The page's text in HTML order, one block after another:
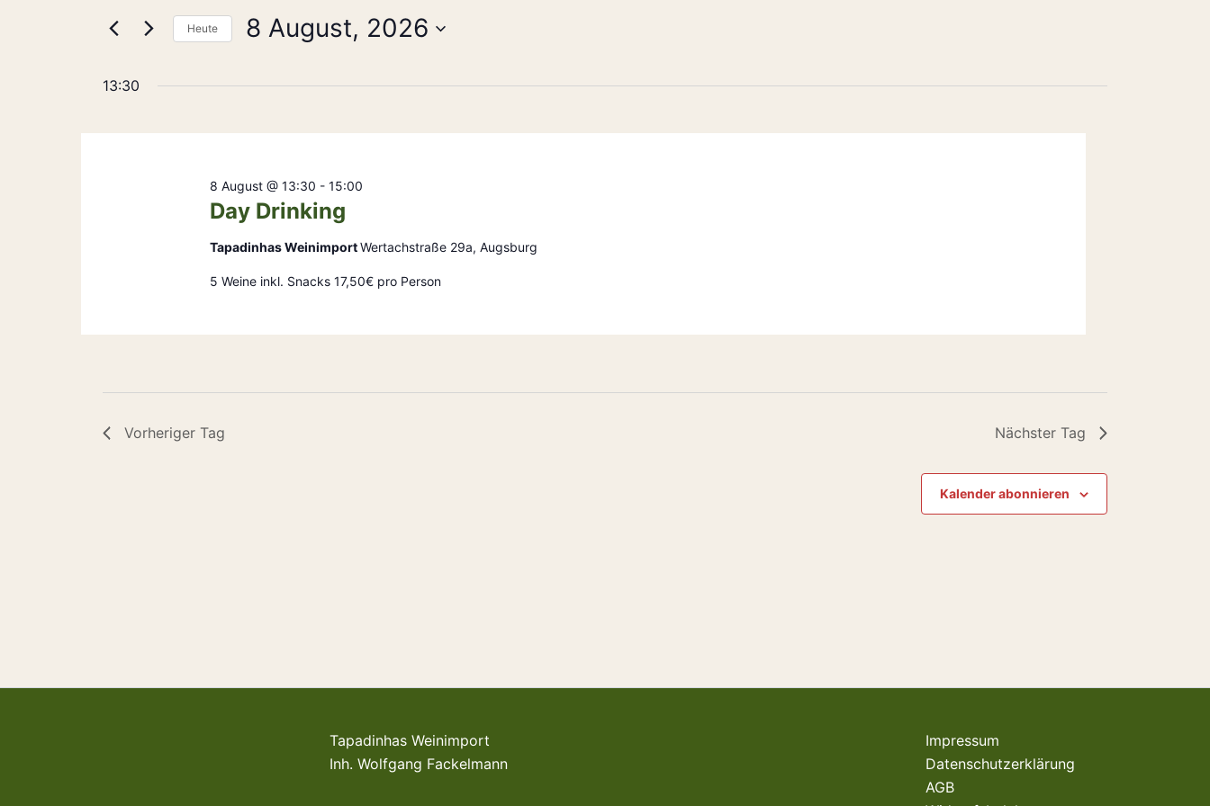
Navigation
VeranstaltungenHeute 8 August, 2026
13:30
Day Drinking
8 August @ 13:30 - 15:00
Tapadinhas WeinimportWertachstraße 29a, Augsburg
5 Weine inkl. Snacks 17,50€ pro Person
Vorheriger Tag Nächster Tag
Kalender abonnieren
Tapadinhas Weinimport
Inh. Wolfgang Fackelmann
Impressum
Datenschutzerklärung
AGB